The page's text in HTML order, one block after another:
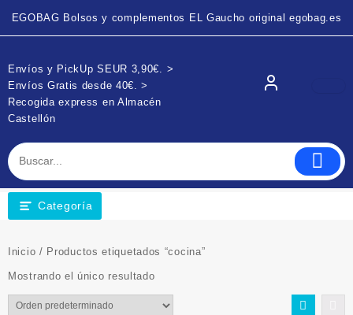
EGOBAG Bolsos y complementos EL Gaucho original egobag.es
Envíos y PickUp SEUR 3,90€. >
Envíos Gratis desde 40€. >
Recogida express en Almacén
Castellón
Categoría
Inicio / Productos etiquetados “cocina”
Mostrando el único resultado